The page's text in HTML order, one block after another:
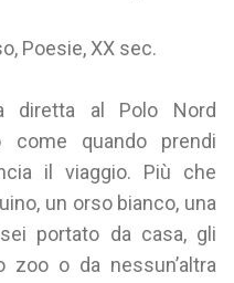
Poesie, XX sec.
diretta al Polo Nord
come quando prendi
il viaggio. Più che
un orso bianco, una
portato da casa, gli
o da nessun’altra